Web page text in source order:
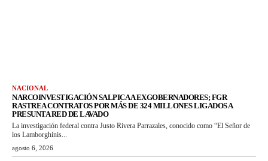
NACIONAL
NARCOINVESTIGACIÓN SALPICA A EXGOBERNADORES; FGR
RASTREA CONTRATOS POR MÁS DE 324 MILLONES LIGADOS A
PRESUNTA RED DE LAVADO
La investigación federal contra Justo Rivera Parrazales, conocido como “El Señor de
los Lamborghinis...
agosto 6, 2026